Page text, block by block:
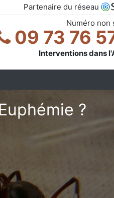
Partenaire du réseau
Numéro non
09 73 76
Interventions dans
?